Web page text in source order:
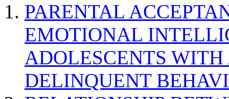
PARENTAL
EMOTIONAL
ADOLESCENTS
DELINQUENT